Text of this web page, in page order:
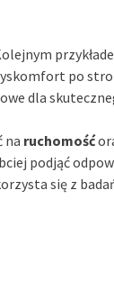
po
dla
na ruchomość
podjąć
się z